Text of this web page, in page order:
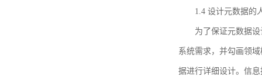
1.4 设计元数据的
为了保证元数据
系统需求，并勾画领
据进行详细设计。信